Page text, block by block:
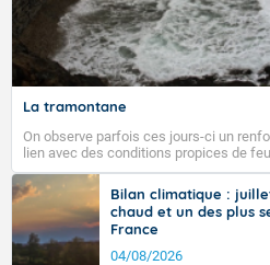
degrés du Finistère au Nord-
La tramontane
On observe parfois ces jours-ci un
lien avec des conditions propices de
tramontane ? Quelles sont ses
vent turbulent soufflant de secteur nord-
ouest, dans un secteur qui part du
l’ouest de l’Hérault. L’étymologie de ce
signifiant au-delà des monts, en
d’où provient ce vent.
Bilan climatique :
chaud et un des plus
France
04/08/2026